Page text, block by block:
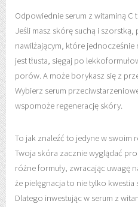
Odpowiednie serum z witaminą
Jeśli masz skórę suchą i szorstką,
nawilżającym, które
jest tłusta, sięgaj po
porów. A może borykasz się z
Wybierz serum
wspomoże regenerację skóry.
To jak znaleźć to jedyne w swoim
Twoja skóra zacznie wyglądać
różne formuły, zwracając uwagę
że pielęgnacja to nie tylko
Dlatego inwestując w serum z